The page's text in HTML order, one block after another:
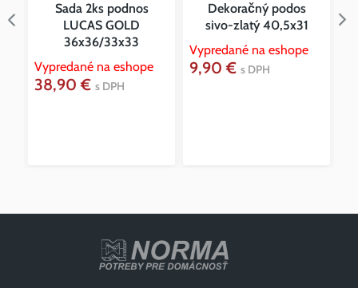
Sada 2ks podnos
LUCAS GOLD
36x36/33x33
Vypredané na eshope
38,90 € s DPH
Dekoračný podos
sivo-zlatý 40,5x31
Vypredané na eshope
9,90 € s DPH